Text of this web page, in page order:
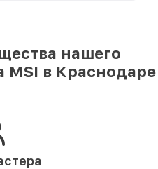
нашего
MSI в Краснодаре